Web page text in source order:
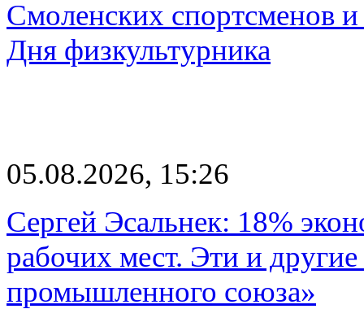
Смоленских спортсменов
Дня физкультурника
05.08.2026, 15:26
Сергей Эсальнек: 18%
рабочих мест. Эти и
промышленного союза»